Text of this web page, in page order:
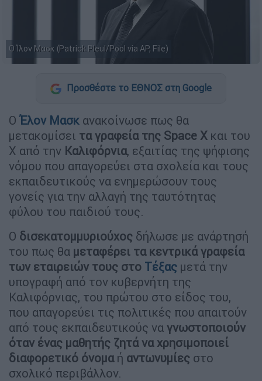
Ο Ίλον Μασκ (Patrick Pleul/Pool via AP, File)
Προσθέστε το ΕΘΝΟΣ στη Google
Ο Έλον Μασκ ανακοίνωσε πως θα
μετακομίσει τα γραφεία της Space X και του
Χ από την Καλιφόρνια, εξαιτίας της ψήφισης
νόμου που απαγορεύει στα σχολεία και τους
εκπαιδευτικούς να ενημερώσουν τους
γονείς για την αλλαγή της ταυτότητας
φύλου του παιδιού τους.
Ο δισεκατομμυριούχος δήλωσε με ανάρτησή
του πως θα μεταφέρει τα κεντρικά γραφεία
των εταιρειών τους στο Τέξας μετά την
υπογραφή από τον κυβερνήτη της
Καλιφόρνιας, του πρώτου στο είδος του,
που απαγορεύει τις πολιτικές που απαιτούν
από τους εκπαιδευτικούς να γνωστοποιούν
όταν ένας μαθητής ζητά να χρησιμοποιεί
διαφορετικό όνομαή αντωνυμίες στο
σχολικό περιβάλλον.